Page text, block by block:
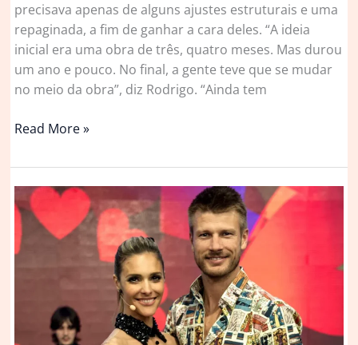
precisava apenas de alguns ajustes estruturais e uma
repaginada, a fim de ganhar a cara deles. “A ideia
inicial era uma obra de três, quatro meses. Mas durou
um ano e pouco. No final, a gente teve que se mudar
no meio da obra”, diz Rodrigo. “Ainda tem
A
de
Isa
Scherer
e
Rodrigo
Calazans,
Paulo;
Read More »